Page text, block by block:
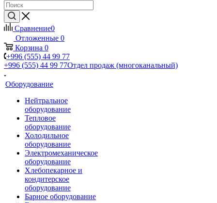
Сравнение0
Отложенные 0
Корзина 0
+996 (555) 44 99 77
+996 (555) 44 99 77Отдел продаж (многоканальный)
Оборудование
Нейтральное
оборудование
Тепловое
оборудование
Холодильное
оборудование
Электромеханическое
оборудование
Хлебопекарное и
кондитерское
оборудование
Барное оборудование